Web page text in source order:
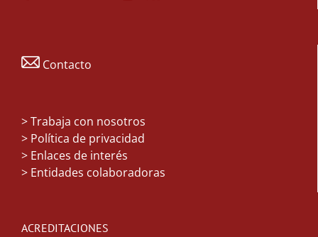
Contacto
>Trabaja con nosotros
> Política de privacidad
> Enlaces de interés
> Entidades colaboradoras
ACREDITACIONES